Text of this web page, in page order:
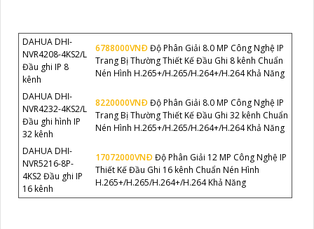
DAHUA DHI-
NVR4208-4KS2/L
Đầu ghi IP 8
kênh
6788000VNÐ Độ Phân Giải 8.0 MP Công Nghệ IP
Trang Bị Thường Thiết Kế Đầu Ghi 8 kênh Chuẩn
Nén Hình H.265+/H.265/H.264+/H.264 Khả Năng
DAHUA DHI-
NVR4232-4KS2/L
Đầu ghi hình IP
32 kênh
8220000VNÐ Độ Phân Giải 8.0 MP Công Nghệ IP
Trang Bị Thường Thiết Kế Đầu Ghi 32 kênh Chuẩn
Nén Hình H.265+/H.265/H.264+/H.264 Khả Năng
DAHUA DHI-
NVR5216-8P-
4KS2 Đầu ghi IP
16 kênh
17072000VNÐ Độ Phân Giải 12 MP Công Nghệ IP
Thiết Kế Đầu Ghi 16 kênh Chuẩn Nén Hình
H.265+/H.265/H.264+/H.264 Khả Năng